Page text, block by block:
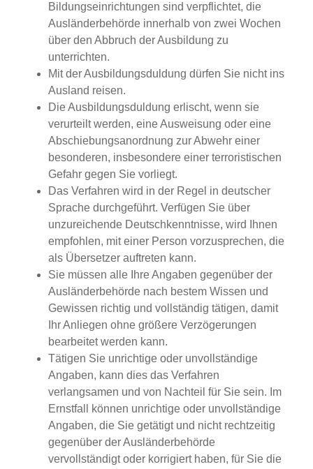
Bildungseinrichtungen sind verpflichtet, die
Ausländerbehörde innerhalb von zwei Wochen
über den Abbruch der Ausbildung zu
unterrichten.
Mit der Ausbildungsduldung dürfen Sie nicht ins
Ausland reisen.
Die Ausbildungsduldung erlischt, wenn sie
verurteilt werden, eine Ausweisung oder eine
Abschiebungsanordnung zur Abwehr einer
besonderen, insbesondere einer terroristischen
Gefahr gegen Sie vorliegt.
Das Verfahren wird in der Regel in deutscher
Sprache durchgeführt. Verfügen Sie über
unzureichende Deutschkenntnisse, wird Ihnen
empfohlen, mit einer Person vorzusprechen, die
als Übersetzer auftreten kann.
Sie müssen alle Ihre Angaben gegenüber der
Ausländerbehörde nach bestem Wissen und
Gewissen richtig und vollständig tätigen, damit
Ihr Anliegen ohne größere Verzögerungen
bearbeitet werden kann.
Tätigen Sie unrichtige oder unvollständige
Angaben, kann dies das Verfahren
verlangsamen und von Nachteil für Sie sein. Im
Ernstfall können unrichtige oder unvollständige
Angaben, die Sie getätigt und nicht rechtzeitig
gegenüber der Ausländerbehörde
vervollständigt oder korrigiert haben, für Sie die